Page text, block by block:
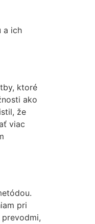
a ich
ktoré
ako
že
viac
pri